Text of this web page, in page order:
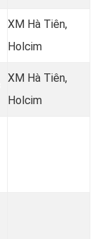
XM Hà Tiên,
Holcim
XM Hà Tiên,
Holcim